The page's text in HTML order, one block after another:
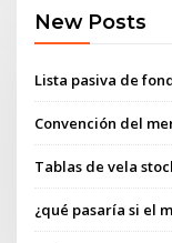
New Posts
Lista pasiva de
Convención del
Tablas de vela
¿qué pasaría si el